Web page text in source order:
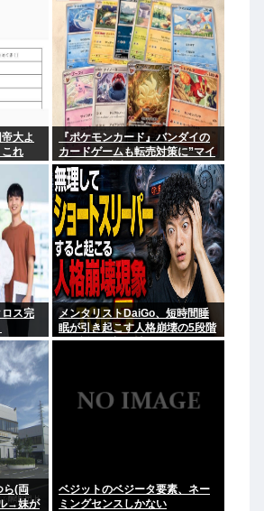
大よ
れ
『ポケモンカード』バンダイの
カードゲームも転売対策に”マイ
ナンバー”導入開始「効果テキメ
ン」
ス完
メンタリストDaiGo、短時間睡
眠が引き起こす人格崩壊の5段階
を解説…最初に壊れるのは眠気
ら(両
→妹が
ベジットのベジータ要素、ネー
ミングセンスしかない